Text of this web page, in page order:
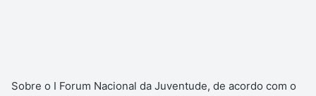
Sobre o I Forum Nacional da Juventude, de acordo com o